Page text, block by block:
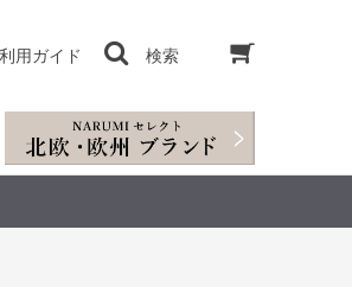
用ガイド 検索